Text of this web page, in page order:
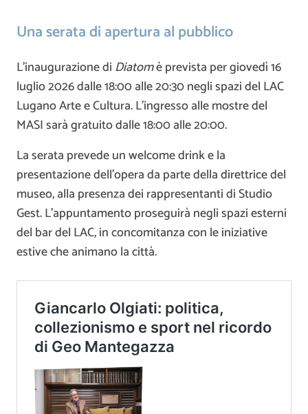
Una serata di apertura al pubblico
L’inaugurazione di Diatomè prevista per giovedì 16
luglio 2026 dalle 18:00 alle 20:30 negli spazi del LAC
Lugano Arte e Cultura. L’ingresso alle mostre del
MASI sarà gratuito dalle 18:00 alle 20:00.
La serata prevede un welcome drink e la
presentazione dell’opera da parte della direttrice del
museo, alla presenza dei rappresentanti di Studio
Gest. L’appuntamento proseguirà negli spazi esterni
del bar del LAC, in concomitanza con le iniziative
estive che animano la città.